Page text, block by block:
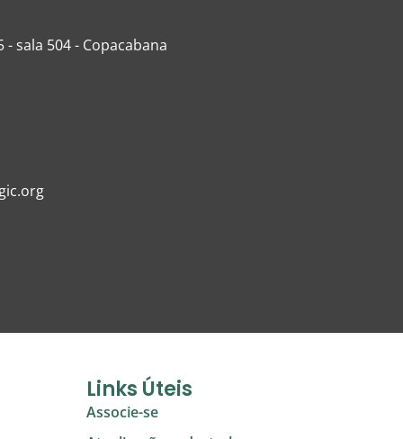
- sala 504 - Copacabana
Links Úteis
Associe-se